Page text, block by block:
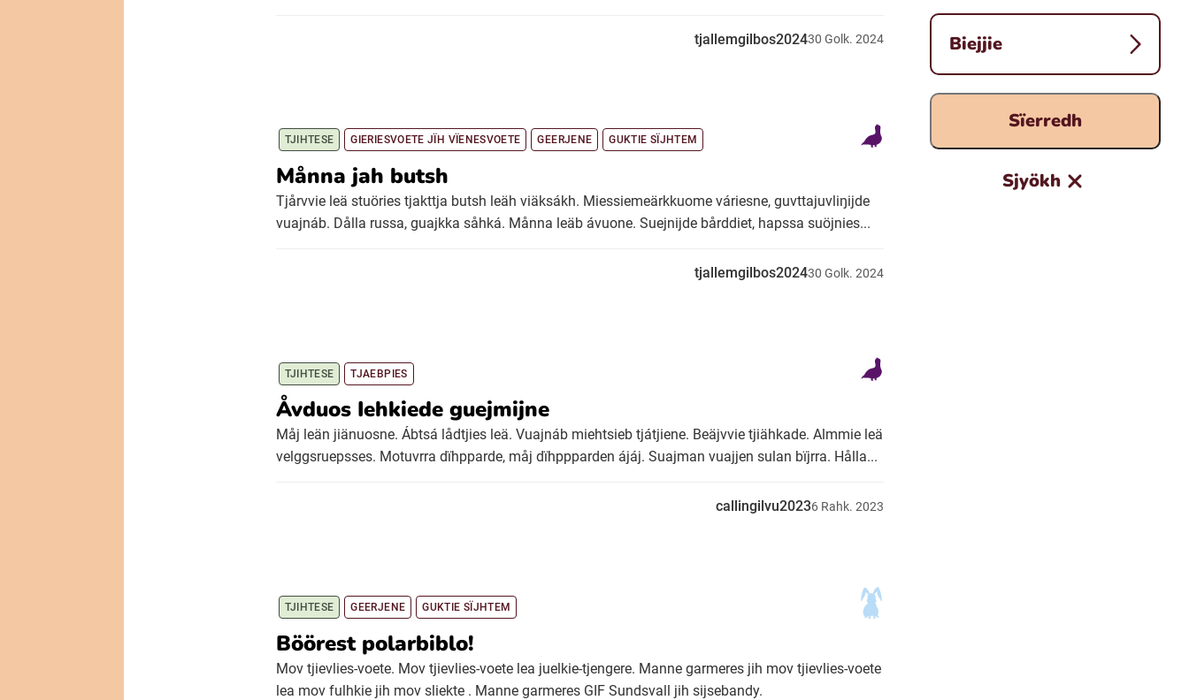
Biejjie
Sïerredh
Sjyökh
tjallemgilbos202430 Golk. 2024
TJIHTESE GIERIESVOETE JÏH VÏENESVOETE GEERJENE GUKTIE SÏJHTEM
Månna jah butsh
Tjårvvie leä stuöries tjakttja butsh leäh viäksákh. Miessiemeärkkuome váriesne, guvttajuvliŋijde
vuajnáb. Dålla russa, guajkka såhká. Månna leäb ávuone. Suejnijde bårddiet, hapssa suöjnies...
tjallemgilbos202430 Golk. 2024
TJIHTESE TJAEBPIES
Åvduos Iehkiede guejmijne
Måj leän jiänuosne. Ábtsá lådtjies leä. Vuajnáb miehtsieb tjátjiene. Beäjvvie tjiähkade. Almmie leä
velggsruepsses. Motuvrra dïhpparde, måj dïhppparden ájáj. Suajman vuajjen sulan bïjrra. Hålla...
callingilvu20236 Rahk. 2023
TJIHTESE GEERJENE GUKTIE SÏJHTEM
Böörest polarbiblo!
Mov tjievlies-voete. Mov tjievlies-voete lea juelkie-tjengere. Manne garmeres jih mov tjievlies-voete
lea mov fulhkie jih mov sliekte . Manne garmeres GIF Sundsvall jih sijsebandy.